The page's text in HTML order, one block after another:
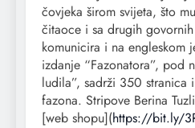
čovjeka širom svijeta, što
čitaoce i sa drugih
komunicira i na engleskom
izdanje “Fazonatora”, pod
ludila”, sadrži 350
fazona. Stripove Berina
[web shopu](https://bit.ly/